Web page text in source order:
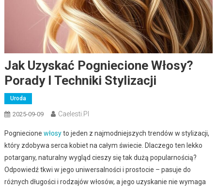
Jak Uzyskać Pogniecione Włosy?
Porady I Techniki Stylizacji
Uroda
2025-09-09 Caelesti.pl
Pogniecione włosyto jeden z najmodniejszych trendów w stylizacji,
który zdobywa serca kobiet na całym świecie. Dlaczego ten lekko
potargany, naturalny wygląd cieszy się tak dużą popularnością?
Odpowiedź tkwi w jego uniwersalności i prostocie – pasuje do
różnych długości i rodzajów włosów, a jego uzyskanie nie wymaga